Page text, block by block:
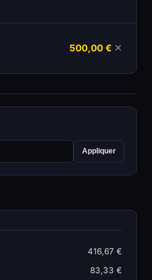
500,00 € ✕
Appliquer
416,67 €
83,33 €